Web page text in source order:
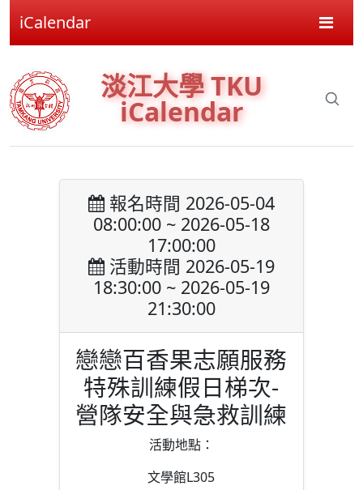
iCalendar
淡江大學 TKU
iCalendar
報名時間 2026-05-04
08:00:00 ~ 2026-05-18
17:00:00
活動時間 2026-05-19
18:30:00 ~ 2026-05-19
21:30:00
戀戀百香果志願服務
特殊訓練假日梯次-
營隊安全與急救訓練
活動地點：
文學館L305